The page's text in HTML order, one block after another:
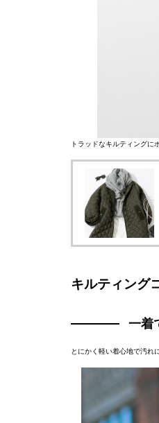
トラッドなキルティングに
キルティング
一着
とにかく軽い着心地で汚れ